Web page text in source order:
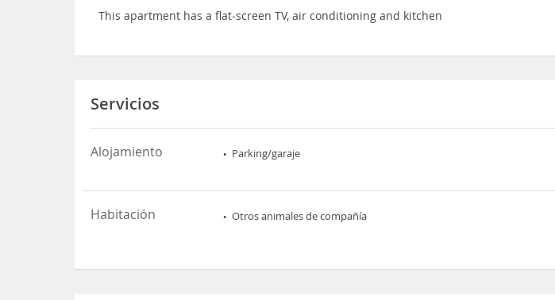
This apartment has a flat-screen TV, air conditioning and kitchen
Servicios
Alojamiento Parking/garaje
Habitación Otros animales de compañía